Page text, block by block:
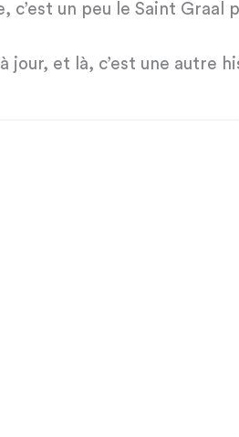
c’est un peu le Saint
jour, et là, c’est une autre